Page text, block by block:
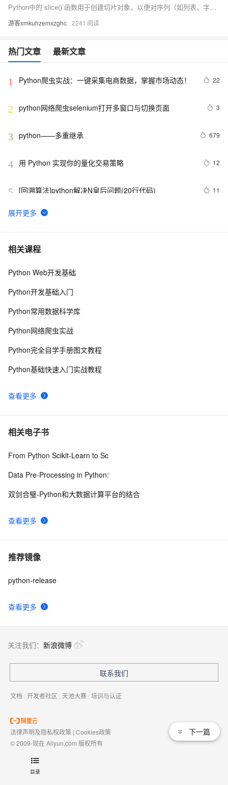
目录
Python中的`slice()`函数用于创建切片对象，以便对序列（如列表、字符串、元组）进行高效切片操作。它支持指定起始索引、结束索引和步长，提升代码可读性和灵活性。
游客xmkuhzemxzghc 2241
热门文章 最新文章
1 Python爬虫实战：一键采集电商数据，掌握市场动态！ 22
2 python网络爬虫selenium打开多窗口与切换页面 3
3 python——多重继承 679
4 用 Python 实现你的量化交易策略 12
5 [回溯算法]python解决N皇后问题(20行代码) 11
6 python_list
7 Python之计算24点
8 Python中的find()和count()方法详解
取二维码里的链接
10python 模块初始
相关课程
查看更多
Python Web开发基础
Python开发基础入门
Python常用数据科学库
Python网络爬虫实战
Python完全自学手册图文教程
Python基础快速入门实战教程
相关电子书
查看更多
From Python Scikit-Learn to Sc
Data Pre-Processing in Python:
双剑合璧-Python和大数据计算平台的结合
推荐镜像
查看更多
python-release
下一篇
关注我们： 新浪微博
联系我们
文档 | 开发者社区 | 天池大赛 | 培训与认证
法律声明及隐私权政策 | Cookies政策
© 2009-现在 Aliyun.com 版权所有
域名注册服务机构许可：